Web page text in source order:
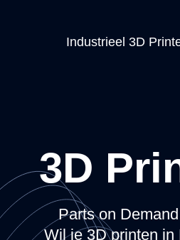
Industrieel 3D
3D
Parts on
Wil je 3D printen in